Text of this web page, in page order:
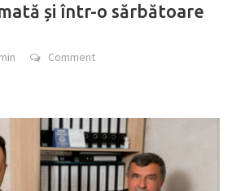
și într-o sărbătoare
Comment